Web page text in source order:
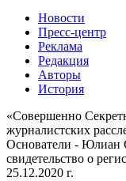
Новости
Пресс-центр
Реклама
Редакция
Авторы
История
«Совершенно
журналистских
Основатели -
свидетельство о
25.12.2020 г.